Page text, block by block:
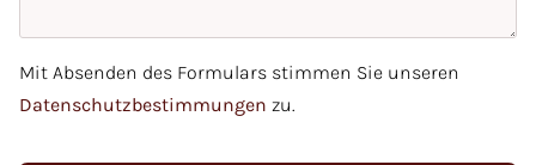
Mit Absenden des Formulars stimmen Sie unseren
Datenschutzbestimmungen zu.